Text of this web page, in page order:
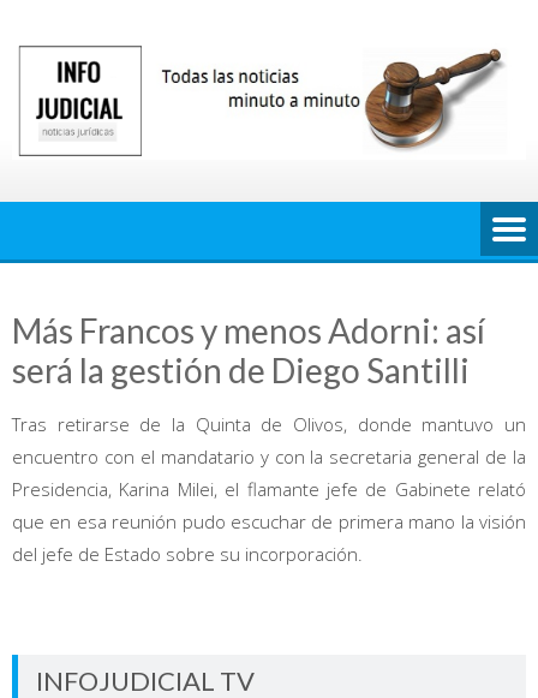
contenido
Más Francos y menos Adorni: así
será la gestión de Diego Santilli
Tras retirarse de la Quinta de Olivos, donde mantuvo un
encuentro con el mandatario y con la secretaria general de la
Presidencia, Karina Milei, el flamante jefe de Gabinete relató
que en esa reunión pudo escuchar de primera mano la visión
del jefe de Estado sobre su incorporación.
INFOJUDICIAL TV